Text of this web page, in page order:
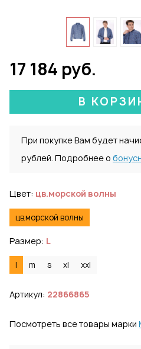
17 184 руб.
В
При покупке Вам будет
рублей. Подробнее о
Цвет: цв.морской волны
цв.морской волны
Размер: L
l m s xl xxl
Артикул: 22866865
Посмотреть все товары марки